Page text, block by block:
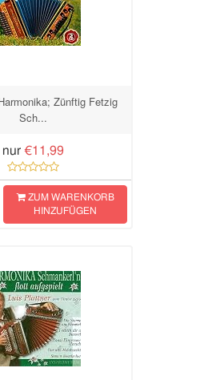
Zünftig Fetzig
Sch...
nur €11,99
ZUM WARENKORB
HINZUFÜGEN